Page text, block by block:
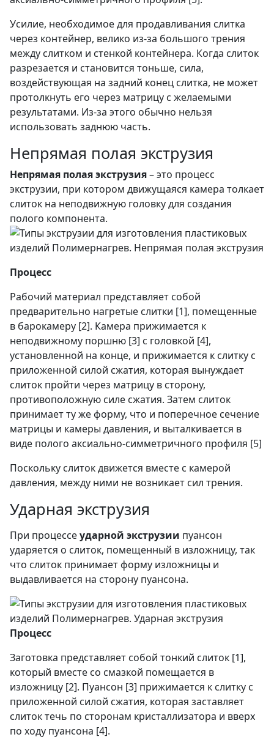
Усилие, необходимое для продавливания слитка
через контейнер, велико из-за большого трения
между слитком и стенкой контейнера. Когда слиток
разрезается и становится тоньше, сила,
воздействующая на задний конец слитка, не может
протолкнуть его через матрицу с желаемыми
результатами. Из-за этого обычно нельзя
использовать заднюю часть.
Непрямая полая экструзия
Непрямая полая экструзия– это процесс
экструзии, при котором движущаяся камера толкает
слиток на неподвижную головку для создания
полого компонента.
Процесс
Рабочий материал представляет собой
предварительно нагретые слитки [1], помещенные
в барокамеру [2]. Камера прижимается к
неподвижному поршню [3] с головкой [4],
установленной на конце, и прижимается к слитку с
приложенной силой сжатия, которая вынуждает
слиток пройти через матрицу в сторону,
противоположную силе сжатия. Затем слиток
принимает ту же форму, что и поперечное сечение
матрицы и камеры давления, и выталкивается в
виде полого аксиально-симметричного профиля [5]
Поскольку слиток движется вместе с камерой
давления, между ними не возникает сил трения.
Ударная экструзия
При процессеударной экструзии пуансон
ударяется о слиток, помещенный в изложницу, так
что слиток принимает форму изложницы и
выдавливается на сторону пуансона.
Процесс
Заготовка представляет собой тонкий слиток [1],
который вместе со смазкой помещается в
изложницу [2]. Пуансон [3] прижимается к слитку с
приложенной силой сжатия, которая заставляет
слиток течь по сторонам кристаллизатора и вверх
по ходу пуансона [4].